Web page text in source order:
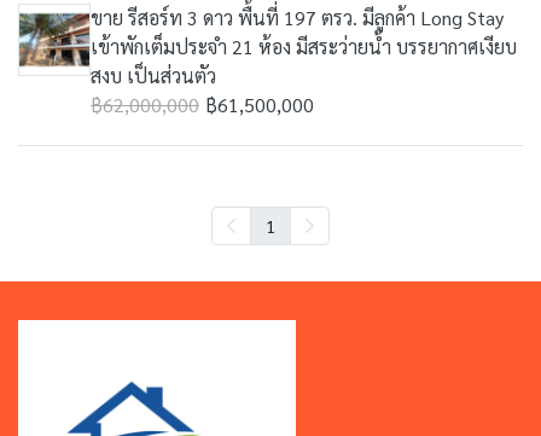
ขาย รีสอร์ท 3 ดาว พื้นที่ 197 ตรว. มีลูกค้า Long Stay
เข้าพักเต็มประจำ 21 ห้อง มีสระว่ายน้ำ บรรยากาศเงียบ
สงบ เป็นส่วนตัว
฿62,000,000 ฿61,500,000
1